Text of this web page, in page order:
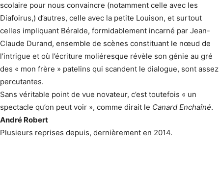
scolaire pour nous convaincre (notamment celle avec les
Diafoirus,) d’autres, celle avec la petite Louison, et surtout
celles impliquant Béralde, formidablement incarné par Jean-
Claude Durand, ensemble de scènes constituant le nœud de
l’intrigue et où l’écriture moliéresque révèle son génie au gré
des « mon frère » patelins qui scandent le dialogue, sont assez
percutantes.
Sans véritable point de vue novateur, c’est toutefois « un
spectacle qu’on peut voir », comme dirait le Canard Enchaîné.
André Robert
Plusieurs reprises depuis, dernièrement en 2014.